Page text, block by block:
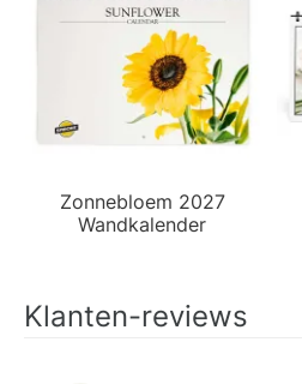
Zonnebloem 2027
Wandkalender
Klanten-reviews